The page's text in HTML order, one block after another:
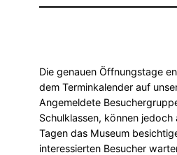
Die genauen Öffnungstage
dem Terminkalender auf
Angemeldete
Schulklassen, können
Tagen das Museum
interessierten Besucher